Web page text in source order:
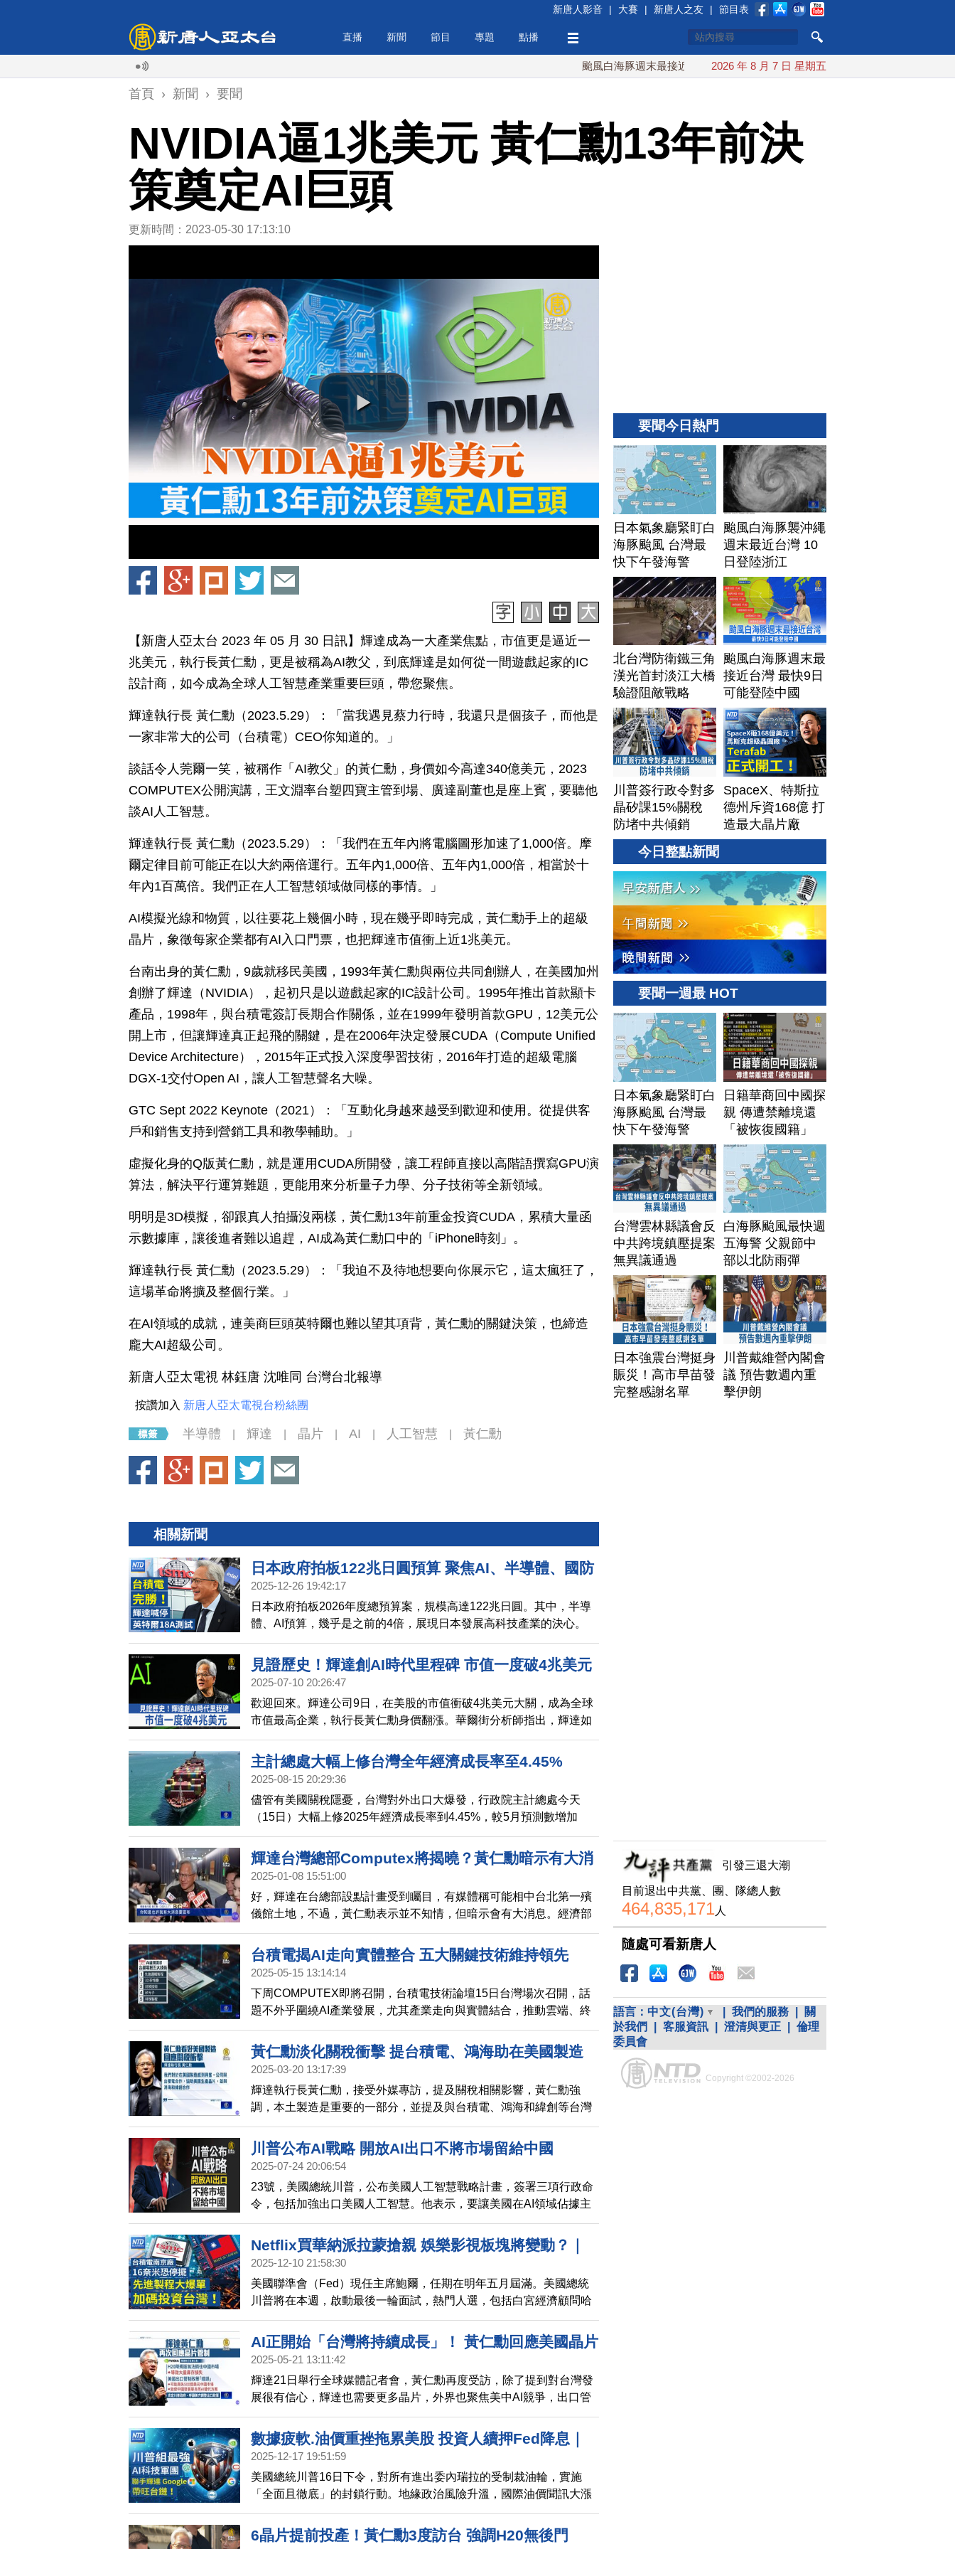
新唐人影音 | 大賽 | 新唐人之友 | 節目表
直播 新聞 節目 專題 點播
颱風白海豚週末最接近台灣 最快9日可能登陸中國 台灣漢光首結合城鎮演習 AIT
2026 年 8 月 7 日 星期五
首頁 › 新聞 › 要聞
NVIDIA逼1兆美元 黃仁勳13年前決
策奠定AI巨頭
更新時間：2023-05-30 17:13:10
【新唐人亞太台 2023 年 05 月 30 日訊】輝達成為一大產業焦點，市值更是逼近一
兆美元，執行長黃仁勳，更是被稱為AI教父，到底輝達是如何從一間遊戲起家的IC
設計商，如今成為全球人工智慧產業重要巨頭，帶您聚焦。
輝達執行長 黃仁勳（2023.5.29）：「當我遇見蔡力行時，我還只是個孩子，而他是
一家非常大的公司（台積電）CEO你知道的。」
談話令人莞爾一笑，被稱作「AI教父」的黃仁勳，身價如今高達340億美元，2023
COMPUTEX公開演講，王文淵率台塑四寶主管到場、廣達副董也是座上賓，要聽他
談AI人工智慧。
輝達執行長 黃仁勳（2023.5.29）：「我們在五年內將電腦圖形加速了1,000倍。摩
爾定律目前可能正在以大約兩倍運行。五年內1,000倍、五年內1,000倍，相當於十
年內1百萬倍。我們正在人工智慧領域做同樣的事情。」
AI模擬光線和物質，以往要花上幾個小時，現在幾乎即時完成，黃仁勳手上的超級
晶片，象徵每家企業都有AI入口門票，也把輝達市值衝上近1兆美元。
台南出身的黃仁勳，9歲就移民美國，1993年黃仁勳與兩位共同創辦人，在美國加州
創辦了輝達（NVIDIA），起初只是以遊戲起家的IC設計公司。1995年推出首款顯卡
產品，1998年，與台積電簽訂長期合作關係，並在1999年發明首款GPU，12美元公
開上市，但讓輝達真正起飛的關鍵，是在2006年決定發展CUDA（Compute Unified
Device Architecture），2015年正式投入深度學習技術，2016年打造的超級電腦
DGX-1交付Open AI，讓人工智慧聲名大噪。
GTC Sept 2022 Keynote（2021）：「互動化身越來越受到歡迎和使用。從提供客
戶和銷售支持到營銷工具和教學輔助。」
虛擬化身的Q版黃仁勳，就是運用CUDA所開發，讓工程師直接以高階語撰寫GPU演
算法，解決平行運算難題，更能用來分析量子力學、分子技術等全新領域。
明明是3D模擬，卻跟真人拍攝沒兩樣，黃仁勳13年前重金投資CUDA，累積大量函
示數據庫，讓後進者難以追趕，AI成為黃仁勳口中的「iPhone時刻」。
輝達執行長 黃仁勳（2023.5.29）：「我迫不及待地想要向你展示它，這太瘋狂了，
這場革命將擴及整個行業。」
在AI領域的成就，連美商巨頭英特爾也難以望其項背，黃仁勳的關鍵決策，也締造
龐大AI超級公司。
新唐人亞太電視 林鈺唐 沈唯同 台灣台北報導
按讚加入 新唐人亞太電視台粉絲團
半導體 輝達 晶片 AI 人工智慧 黃仁勳
相關新聞
日本政府拍板122兆日圓預算 聚焦AI、半導體、國防
｜黃金、白銀價格創紀錄！金價明年上看5000美元｜
美台關稅談判進度 經貿辦：安排總結會議｜英特爾
18A搶單失敗 台積電仍是輝達最佳夥伴
2025-12-26 19:42:17
日本政府拍板2026年度總預算案，規模高達122兆日圓。其中，半導
體、AI預算，幾乎是之前的4倍，展現日本發展高科技產業的決心。
黃金、白銀和鉑金價格，接連創高。分析師預估，2026上半年，金價
有望突破每盎司5000美元。 美台關稅談判。經貿辦：多項議題，有大
致共識，待美方，安排總結會議，雙方盼達貿易協議，開啟下階段經
的債務方式，轉移到資產負債表以外，引發正反議論。
見證歷史！輝達創AI時代里程碑 市值一度破4兆美元
2025-07-10 20:26:47
歡迎回來。輝達公司9日，在美股的市值衝破4兆美元大關，成為全球
市值最高企業，執行長黃仁勳身價翻漲。華爾街分析師指出，輝達如
今坐實產業龍頭，預期這波AI浪潮正要開始。
主計總處大幅上修台灣全年經濟成長率至4.45%
2025-08-15 20:29:36
儘管有美國關稅隱憂，台灣對外出口大爆發，行政院主計總處今天
（15日）大幅上修2025年經濟成長率到4.45%，較5月預測數增加
1.35個百分點，全年CPI上漲率1.76%。主計總處指出，人工智慧與新
興科技應用需求強勁，帶動相關出口大幅成長，是經濟成長的重要力
道。主計總處預測，明年(2026)經濟成長率為2.81%。
輝達台灣總部Computex將揭曉？黃仁勳暗示有大消
息
2025-01-08 15:51:00
好，輝達在台總部設點計畫受到矚目，有媒體稱可能相中台北第一殯
儀館土地，不過，黃仁勳表示並不知情，但暗示會有大消息。經濟部
長郭智輝指出，輝達可能會在今年的台北國際電腦展
（COMPUTEX）宣布海外總部設點計畫。
台積電揭AI走向實體整合 五大關鍵技術維持領先
2025-05-15 13:14:14
下周COMPUTEX即將召開，台積電技術論壇15日台灣場次召開，話
題不外乎圍繞AI產業發展，尤其產業走向與實體結合，推動雲端、終
端、機器人相關應用，台積電也強調以五大技術維持領先地位。
黃仁勳淡化關稅衝擊 提台積電、鴻海助在美國製造
2025-03-20 13:17:39
輝達執行長黃仁勳，接受外媒專訪，提及關稅相關影響，黃仁勳強
調，本土製造是重要的一部分，並提及與台積電、鴻海和緯創等台灣
夥伴合作，預估長期在美國國內製造，將是非常可行。而儘管GTC大
會召開，輝達股價不振，但專家預估輝達依舊穩坐龍頭地位。
川普公布AI戰略 開放AI出口不將市場留給中國
2025-07-24 20:06:54
23號，美國總統川普，公布美國人工智慧戰略計畫，簽署三項行政命
令，包括加強出口美國人工智慧。他表示，要讓美國在AI領域佔據主
導地位，不會將AI市場，拱手相讓。
Netflix買華納派拉蒙搶親 娛樂影視板塊將變動？｜
川普放行賣輝達H200晶片 中國卻抵制 誰損失大？｜
台積南京廠VEU年底美撤銷 先進製程加碼投資台南｜
台手搖飲進駐美國一級戰區 K型經濟衝擊消費力？
2025-12-10 21:58:30
美國聯準會（Fed）現任主席鮑爾，任期在明年五月屆滿。美國總統
川普將在本週，啟動最後一輪面試，熱門人選，包括白宮經濟顧問哈
塞特，與其他三人一起角逐。 美國參眾兩院聯合委員會，8日公布年
度「國防授權法案」最終版本，內容要求軍方在2030年前，停止依賴
中國與其它國家，提供的電子顯示技術。 全球影視巨頭搶親大戰。串
納兄弟探索公司。上個星期，Netflix取得獨家收購權，但派拉蒙突然
搶親，宣布砸下1084億美元，發動敵意併購華納兄弟。
AI正開始「台灣將持續成長」！ 黃仁勳回應美國晶片
管制
2025-05-21 13:11:42
輝達21日舉行全球媒體記者會，黃仁勳再度受訪，除了提到對台灣發
展很有信心，輝達也需要更多晶片，外界也聚焦美中AI競爭，出口管
制問題，黃仁勳表態，認為既有的出口管制禁令是一項「錯誤政
策」，反倒可能助長中企發展。
數據疲軟.油價重挫拖累美股 投資人續押Fed降息｜
助日半導體復興？熊本廠攻2奈米 成台積海外製造中
心｜台灣僅23%商品遭課稅 美主要貿易夥伴中最低｜
中國零售數據創疫情來新低 商場冷清關門倒閉｜北極
2025-12-17 19:51:59
美國總統川普16日下令，對所有進出委內瑞拉的受制裁油輪，實施
「全面且徹底」的封鎖行動。地緣政治風險升溫，國際油價聞訊大漲
超過1.2%，是近五年低點的強勁反彈。
6晶片提前投產！黃仁勳3度訪台 強調H20無後門
要聞今日熱門
日本氣象廳緊盯白
海豚颱風 台灣最
快下午發海警
颱風白海豚襲沖繩
週末最近台灣 10
日登陸浙江
北台灣防衛鐵三角
漢光首封淡江大橋
驗證阻敵戰略
颱風白海豚週末最
接近台灣 最快9日
可能登陸中國
川普簽行政令對多
晶矽課15%關稅
防堵中共傾銷
SpaceX、特斯拉
德州斥資168億 打
造最大晶片廠
Terafab
今日整點新聞
要聞一週最 HOT
日本氣象廳緊盯白
海豚颱風 台灣最
快下午發海警
日籍華商回中國探
親 傳遭禁離境還
「被恢復國籍」
台灣雲林縣議會反
中共跨境鎮壓提案
無異議通過
白海豚颱風最快週
五海警 父親節中
部以北防雨彈
日本強震台灣挺身
賑災！高市早苗發
完整感謝名單
川普戴維營內閣會
議 預告數週內重
擊伊朗
引發三退大潮
目前退出中共黨、團、隊總人數
464,835,171人
隨處可看新唐人
語言： 中文(台灣) 我們的服務
關
於我們
客服資訊 澄清與更正
倫理
委員會
Copyright ©2002-2026